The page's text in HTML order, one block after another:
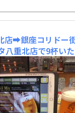
店➡銀座コリドー
八重北店で9杯い
ンスタにコリドー
たので、何となく
では、アミューズ“
え”をお供にハーフ